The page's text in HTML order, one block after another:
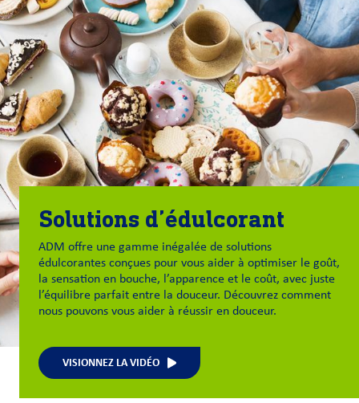
Solutions d’édulcorant
ADM offre une gamme inégalée de solutions
édulcorantes conçues pour vous aider à optimiser le goût,
la sensation en bouche, l’apparence et le coût, avec juste
l’équilibre parfait entre la douceur. Découvrez comment
nous pouvons vous aider à réussir en douceur.
VISIONNEZ LA VIDÉO